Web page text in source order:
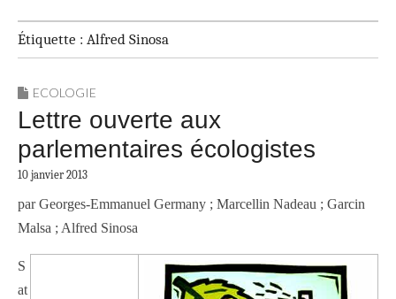
Étiquette : Alfred Sinosa
ECOLOGIE
Lettre ouverte aux
parlementaires écologistes
10 janvier 2013
par Georges-Emmanuel Germany ; Marcellin Nadeau ; Garcin
Malsa ; Alfred Sinosa
S
at